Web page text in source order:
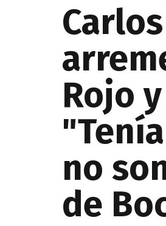
Rojo
no
de